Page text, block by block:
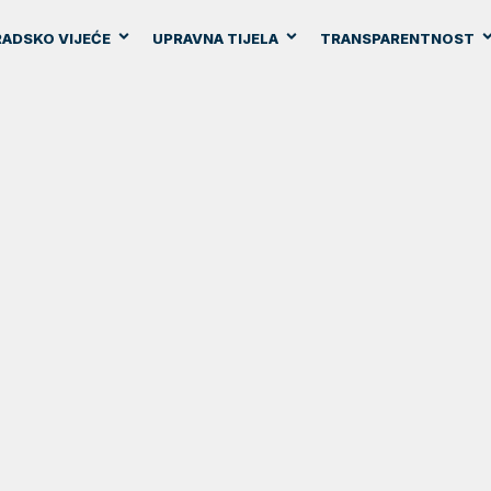
VIJEĆE UPRAVNA TIJELA
TRANSPARENTNOST